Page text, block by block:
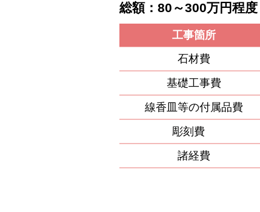
総額：80～300万円程度
工事箇所
石材費
基礎工事費
線香皿等の付属品費
彫刻費
諸経費